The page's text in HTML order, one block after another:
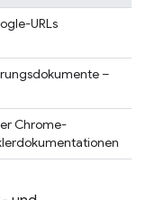
URLs
–
Chrome-